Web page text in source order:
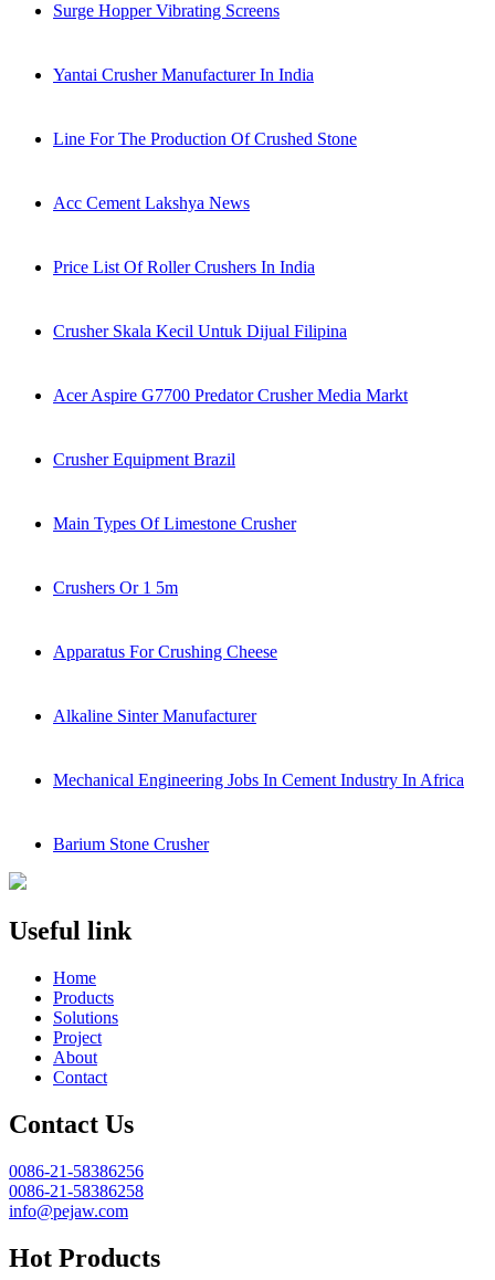
Surge Hopper Vibrating Screens
Yantai Crusher Manufacturer In India
Line For The Production Of Crushed Stone
Acc Cement Lakshya News
Price List Of Roller Crushers In India
Crusher Skala Kecil Untuk Dijual Filipina
Acer Aspire G7700 Predator Crusher Media Markt
Crusher Equipment Brazil
Main Types Of Limestone Crusher
Crushers Or 1 5m
Apparatus For Crushing Cheese
Alkaline Sinter Manufacturer
Mechanical Engineering Jobs In Cement Industry In Africa
Barium Stone Crusher
Useful link
Home
Products
Solutions
Project
About
Contact
Contact Us
0086-21-58386256
0086-21-58386258
info@pejaw.com
Hot Products